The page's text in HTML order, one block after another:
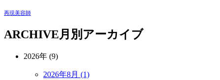
再現美容師
ARCHIVE月別アーカイブ
2026年 (9)
2026年8月 (1)